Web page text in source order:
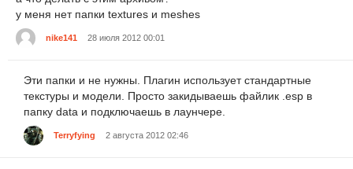
у меня нет папки textures и meshes
nike141 28 июля 2012 00:01
Эти папки и не нужны. Плагин использует стандартные
текстуры и модели. Просто закидываешь файлик .esp в
папку data и подключаешь в лаунчере.
Terryfying 2 августа 2012 02:46